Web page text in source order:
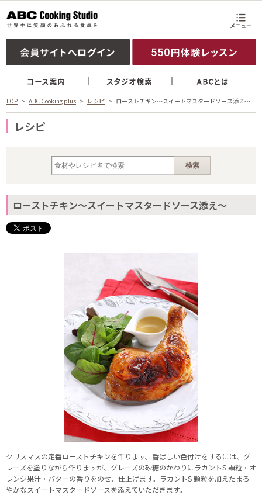
TOP ABC Cooking plus レシピ ローストチキン～スイートマスタードソース添え～
レシピ
ローストチキン～スイートマスタードソース添え～
クリスマスの定番ローストチキンを作ります。香ばしい色付けをするには、グ
レーズを塗りながら作りますが、グレーズの砂糖のかわりにラカントS 顆粒・オ
レンジ果汁・バターの香りをのせ、仕上げます。ラカントS 顆粒を加えたまろ
やかなスイートマスタードソースを添えていただきます。